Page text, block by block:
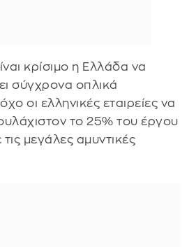
κρίσιμο η Ελλάδα να
σύγχρονα οπλικά
οι ελληνικές εταιρείες να
το 25% του έργου
μεγάλες αμυντικές